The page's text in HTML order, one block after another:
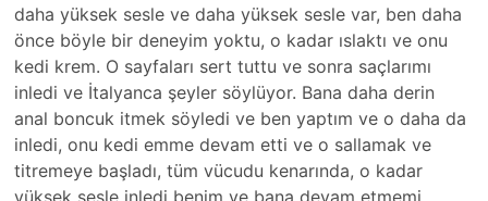
daha yüksek sesle ve daha yüksek sesle var, ben daha
önce böyle bir deneyim yoktu, o kadar ıslaktı ve onu
kedi krem. O sayfaları sert tuttu ve sonra saçlarımı
inledi ve İtalyanca şeyler söylüyor. Bana daha derin
anal boncuk itmek söyledi ve ben yaptım ve o daha da
inledi, onu kedi emme devam etti ve o sallamak ve
titremeye başladı, tüm vücudu kenarında, o kadar
yüksek sesle inledi benim ve bana devam etmemi